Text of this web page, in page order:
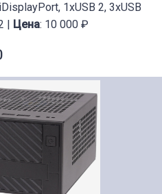
1xUSB 2, 3xUSB
|
Цена: 10 000 ₽